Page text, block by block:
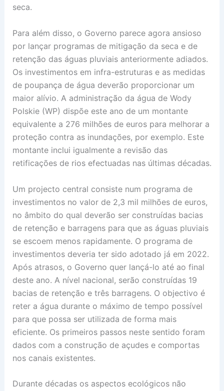
seca.
Para além disso, o Governo parece agora ansioso
por lançar programas de mitigação da seca e de
retenção das águas pluviais anteriormente adiados.
Os investimentos em infra-estruturas e as medidas
de poupança de água deverão proporcionar um
maior alívio. A administração da água de Wody
Polskie (WP) dispõe este ano de um montante
equivalente a 276 milhões de euros para melhorar a
proteção contra as inundações, por exemplo. Este
montante inclui igualmente a revisão das
retificações de rios efectuadas nas últimas décadas.
Um projecto central consiste num programa de
investimentos no valor de 2,3 mil milhões de euros,
no âmbito do qual deverão ser construídas bacias
de retenção e barragens para que as águas pluviais
se escoem menos rapidamente. O programa de
investimentos deveria ter sido adotado já em 2022.
Após atrasos, o Governo quer lançá-lo até ao final
deste ano. A nível nacional, serão construídas 19
bacias de retenção e três barragens. O objectivo é
reter a água durante o máximo de tempo possível
para que possa ser utilizada de forma mais
eficiente. Os primeiros passos neste sentido foram
dados com a construção de açudes e comportas
nos canais existentes.
Durante décadas os aspectos ecológicos não